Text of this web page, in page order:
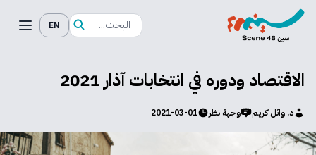
EN
الاقتصاد ودوره في انتخابات آذار 2021
د. وائل كريم وجهة نظر 2021-03-01